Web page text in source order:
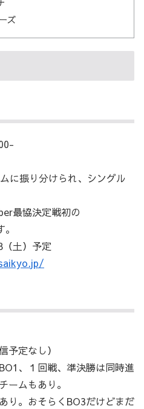
ズ
に振り分けられ、シングル
最協決定戦初の
土）予定
予定なし）
、１回戦、準決勝は同時進
ームもあり。
り。おそらくBO3だけどまだ